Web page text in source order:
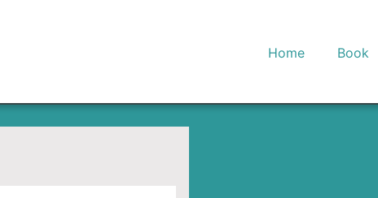
Home Book